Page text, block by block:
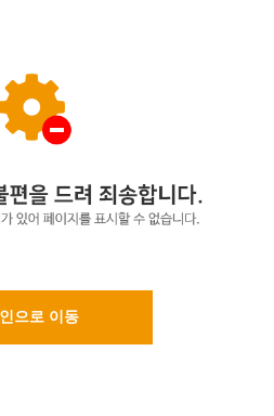
으로 이동